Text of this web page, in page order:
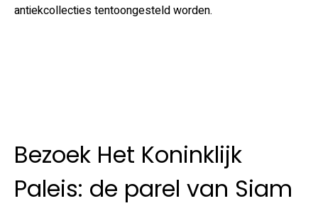
antiekcollecties tentoongesteld worden.
Bezoek Het Koninklijk
Paleis: de parel van Siam